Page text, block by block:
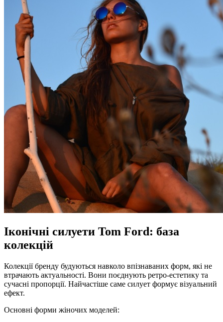
Іконічні силуети Tom Ford: база
колекцій
Колекції бренду будуються навколо впізнаваних форм, які не
втрачають актуальності. Вони поєднують ретро-естетику та
сучасні пропорції. Найчастіше саме силует формує візуальний
ефект.
Основні форми жіночих моделей: